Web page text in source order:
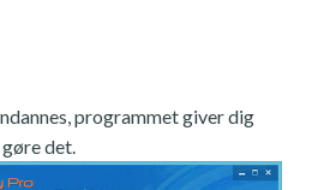
programmet giver dig
det.